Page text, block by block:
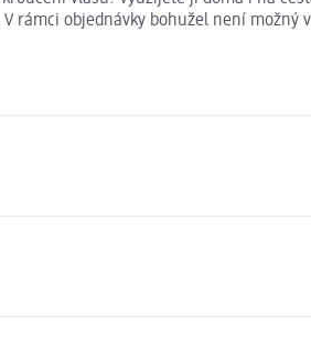
objednávky bohužel není možný